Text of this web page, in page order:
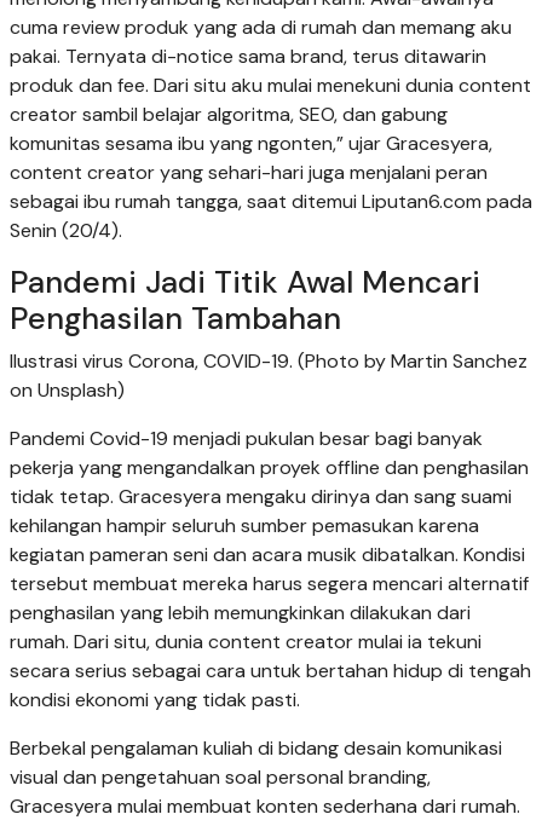
cuma review produk yang ada di rumah dan memang aku
pakai. Ternyata di-notice sama brand, terus ditawarin
produk dan fee. Dari situ aku mulai menekuni dunia content
creator sambil belajar algoritma, SEO, dan gabung
komunitas sesama ibu yang ngonten,” ujar Gracesyera,
content creator yang sehari-hari juga menjalani peran
sebagai ibu rumah tangga, saat ditemui Liputan6.com pada
Senin (20/4).
Pandemi Jadi Titik Awal Mencari
Penghasilan Tambahan
Ilustrasi virus Corona, COVID-19. (Photo by Martin Sanchez
on Unsplash)
Pandemi Covid-19 menjadi pukulan besar bagi banyak
pekerja yang mengandalkan proyek offline dan penghasilan
tidak tetap. Gracesyera mengaku dirinya dan sang suami
kehilangan hampir seluruh sumber pemasukan karena
kegiatan pameran seni dan acara musik dibatalkan. Kondisi
tersebut membuat mereka harus segera mencari alternatif
penghasilan yang lebih memungkinkan dilakukan dari
rumah. Dari situ, dunia content creator mulai ia tekuni
secara serius sebagai cara untuk bertahan hidup di tengah
kondisi ekonomi yang tidak pasti.
Berbekal pengalaman kuliah di bidang desain komunikasi
visual dan pengetahuan soal personal branding,
Gracesyera mulai membuat konten sederhana dari rumah.